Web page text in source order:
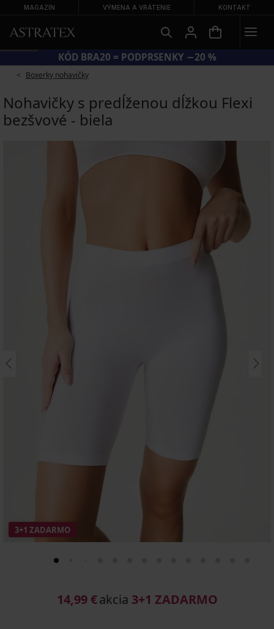
MAGAZÍN VÝMENA A VRÁTENIE KONTAKT
KÓD BRA20 = PODPRSENKY −20 %
Boxerky nohavičky
Nohavičky s predĺženou dĺžkou Flexi
bezšvové - biela
3+1 ZADARMO
14,99 €akcia 3+1 ZADARMO